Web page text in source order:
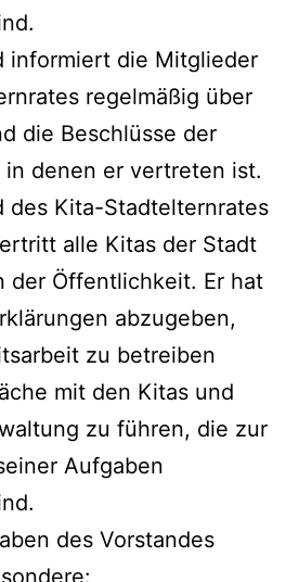
informiert die Mitglieder
regelmäßig über
die Beschlüsse der
in denen er vertreten ist.
des Kita-Stadtelternrates
alle Kitas der Stadt
der Öffentlichkeit. Er hat
abzugeben,
zu betreiben
mit den Kitas und
zu führen, die zur
Aufgaben
des Vorstandes